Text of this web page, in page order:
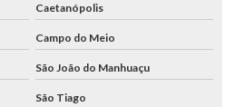
Caetanópolis
Campo do Meio
São João do Manhuaçu
São Tiago